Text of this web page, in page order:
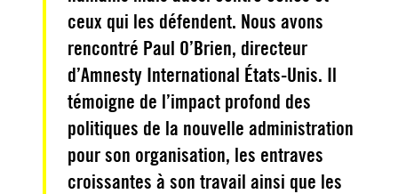
ceux qui les défendent. Nous avons
rencontré Paul O’Brien, directeur
d’Amnesty International États-Unis. Il
témoigne de l’impact profond des
politiques de la nouvelle administration
pour son organisation, les entraves
croissantes à son travail ainsi que les